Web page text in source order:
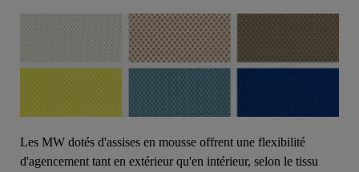
Les MW dotés d'assises en mousse offrent une flexibilité
d'agencement tant en extérieur qu'en intérieur, selon le tissu